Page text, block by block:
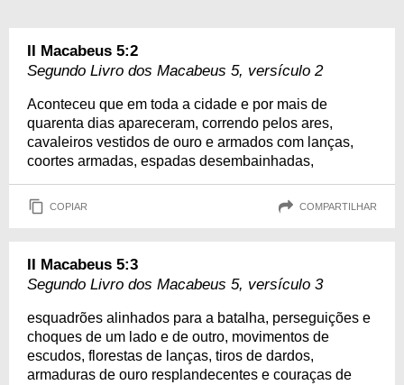
II Macabeus 5:2
Segundo Livro dos Macabeus 5, versículo 2
Aconteceu que em toda a cidade e por mais de
quarenta dias apareceram, correndo pelos ares,
cavaleiros vestidos de ouro e armados com lanças,
coortes armadas, espadas desembainhadas,
COPIAR COMPARTILHAR
II Macabeus 5:3
Segundo Livro dos Macabeus 5, versículo 3
esquadrões alinhados para a batalha, perseguições e
choques de um lado e de outro, movimentos de
escudos, florestas de lanças, tiros de dardos,
armaduras de ouro resplandecentes e couraças de